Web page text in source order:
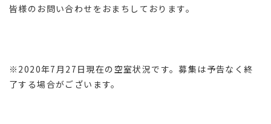
皆様のお問い合わせをおまちしております。
※2020年7月27日現在の空室状況です。募集は予告なく終
了する場合がございます。